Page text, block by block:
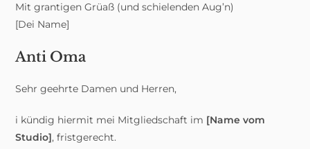
Mit grantigen Grüaß (und schielenden Aug’n)
[Dei Name]
Anti Oma
Sehr geehrte Damen und Herren,
i kündig hiermit mei Mitgliedschaft im [Name vom
Studio], fristgerecht.